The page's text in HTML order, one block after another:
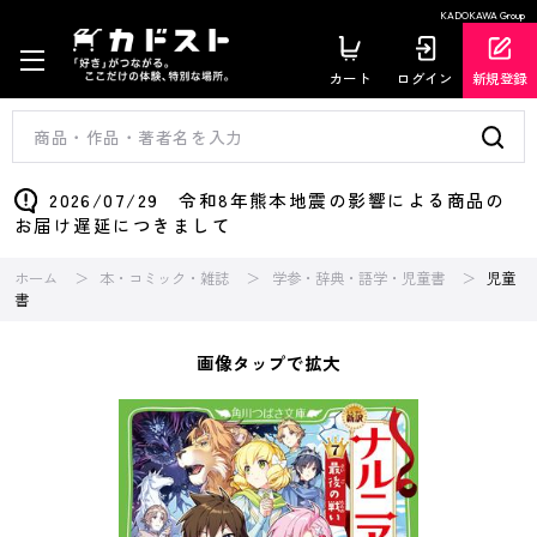
KADOKAWA Group
カート ログイン 新規登録
2026/07/29 令和8年熊本地震の影響による商品の
お届け遅延につきまして
ホーム 本・コミック・雑誌 学参・辞典・語学・児童書
児童
書
画像タップで拡大